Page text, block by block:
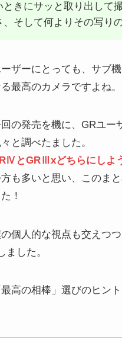
ときにサッと取り出して
、そして何よりその写りの
ザーにとっても、サブ
最高のカメラですよね。
の発売を機に、GRユー
と調べたました。
とGRⅢxどちらにしよ
も多いと思い、このま
！
個人的な視点も交えつつ
ました。
高の相棒」選びのヒン